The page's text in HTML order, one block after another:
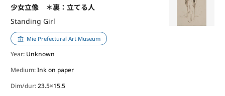
少女立像 ＊裏：立てる人
Standing Girl
Mie Prefectural Art Museum
Year: Unknown
Medium:Ink on paper
Dim/dur:23.5×15.5